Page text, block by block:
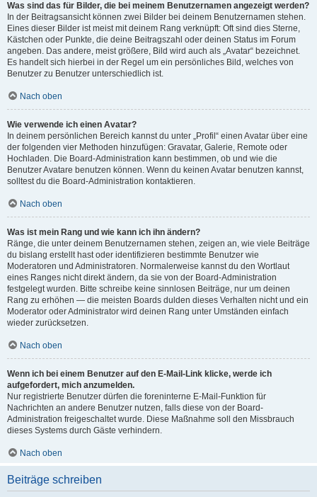
Was sind das für Bilder, die bei meinem Benutzernamen angezeigt werden?
In der Beitragsansicht können zwei Bilder bei deinem Benutzernamen stehen.
Eines dieser Bilder ist meist mit deinem Rang verknüpft: Oft sind dies Sterne,
Kästchen oder Punkte, die deine Beitragszahl oder deinen Status im Forum
angeben. Das andere, meist größere, Bild wird auch als „Avatar“ bezeichnet.
Es handelt sich hierbei in der Regel um ein persönliches Bild, welches von
Benutzer zu Benutzer unterschiedlich ist.
Nach oben
Wie verwende ich einen Avatar?
In deinem persönlichen Bereich kannst du unter „Profil“ einen Avatar über eine
der folgenden vier Methoden hinzufügen: Gravatar, Galerie, Remote oder
Hochladen. Die Board-Administration kann bestimmen, ob und wie die
Benutzer Avatare benutzen können. Wenn du keinen Avatar benutzen kannst,
solltest du die Board-Administration kontaktieren.
Nach oben
Was ist mein Rang und wie kann ich ihn ändern?
Ränge, die unter deinem Benutzernamen stehen, zeigen an, wie viele Beiträge
du bislang erstellt hast oder identifizieren bestimmte Benutzer wie
Moderatoren und Administratoren. Normalerweise kannst du den Wortlaut
eines Ranges nicht direkt ändern, da sie von der Board-Administration
festgelegt wurden. Bitte schreibe keine sinnlosen Beiträge, nur um deinen
Rang zu erhöhen — die meisten Boards dulden dieses Verhalten nicht und ein
Moderator oder Administrator wird deinen Rang unter Umständen einfach
wieder zurücksetzen.
Nach oben
Wenn ich bei einem Benutzer auf den E-Mail-Link klicke, werde ich
aufgefordert, mich anzumelden.
Nur registrierte Benutzer dürfen die foreninterne E-Mail-Funktion für
Nachrichten an andere Benutzer nutzen, falls diese von der Board-
Administration freigeschaltet wurde. Diese Maßnahme soll den Missbrauch
dieses Systems durch Gäste verhindern.
Nach oben
Beiträge schreiben